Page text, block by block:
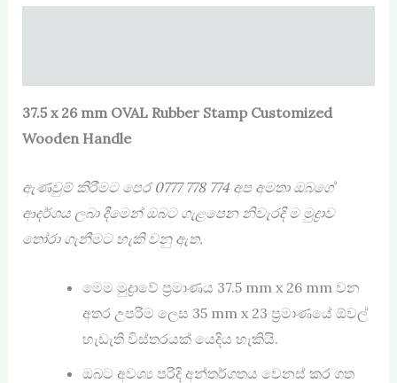
37.5 x 26 mm OVAL Rubber Stamp Customized
Wooden Handle
ඇණවුම් කිරීමට පෙර 0777 778 774අප අමතා ඔබගේ
ආදර්ශය ලබා දීමෙන් ඔබට ගැළපෙන නිවැරදි ම මුද්‍රාව
තෝරා ගැනීමට හැකි වනු ඇත.
මෙම මුද්‍රාවේ ප්‍රමාණය 37.5 mm x 26 mm වන
අතර උපරිම ලෙස 35 mm x 23 ප්‍රමාණයේ ඕවල්
හැඩැති විස්තරයක් යෙදිය හැකියි.
ඔබට අවශ්‍ය පරිදි අන්තර්ගතය වෙනස් කර ගත